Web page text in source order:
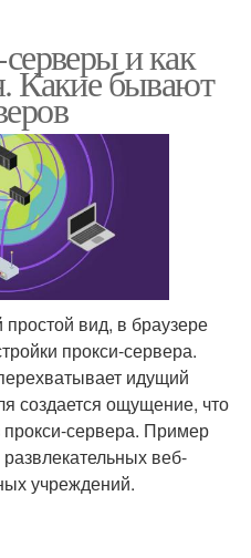
и как
Какие бывают
вид, в браузере
прокси-сервера.
идущий
создается ощущение, что
прокси-сервера. Пример
веб-
учреждений.